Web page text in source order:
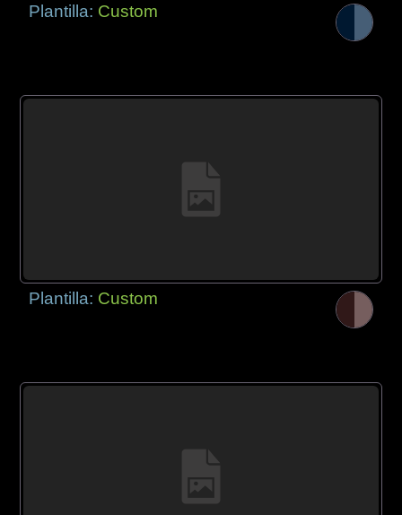
Plantilla: Custom
Plantilla: Custom